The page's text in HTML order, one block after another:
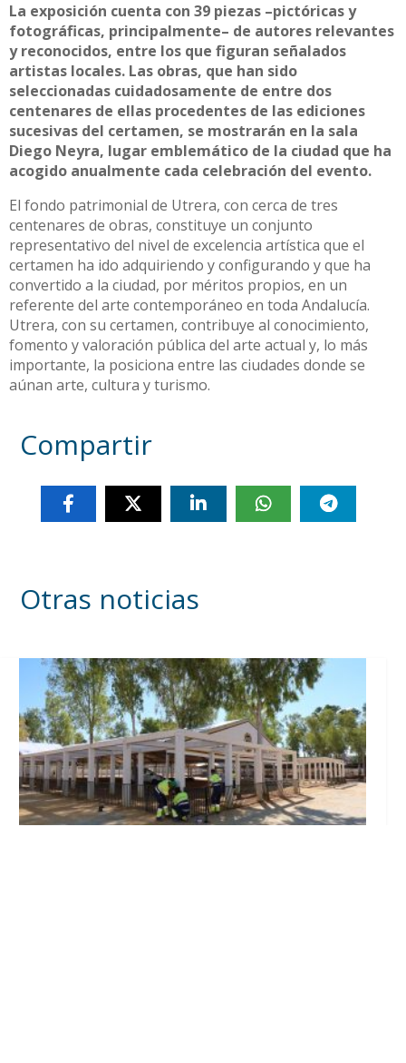
La exposición cuenta con 39 piezas –pictóricas y
fotográficas, principalmente– de autores relevantes
y reconocidos, entre los que figuran señalados
artistas locales. Las obras, que han sido
seleccionadas cuidadosamente de entre dos
centenares de ellas procedentes de las ediciones
sucesivas del certamen, se mostrarán en la sala
Diego Neyra, lugar emblemático de la ciudad que ha
acogido anualmente cada celebración del evento.
El fondo patrimonial de Utrera, con cerca de tres
centenares de obras, constituye un conjunto
representativo del nivel de excelencia artística que el
certamen ha ido adquiriendo y configurando y que ha
convertido a la ciudad, por méritos propios, en un
referente del arte contemporáneo en toda Andalucía.
Utrera, con su certamen, contribuye al conocimiento,
fomento y valoración pública del arte actual y, lo más
importante, la posiciona entre las ciudades donde se
aúnan arte, cultura y turismo.
Compartir
Otras noticias